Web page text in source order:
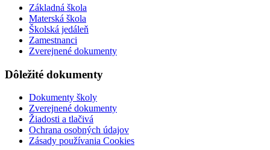
Základná škola
Materská škola
Školská jedáleň
Zamestnanci
Zverejnené dokumenty
Dôležité dokumenty
Dokumenty školy
Zverejnené dokumenty
Žiadosti a tlačivá
Ochrana osobných údajov
Zásady používania Cookies